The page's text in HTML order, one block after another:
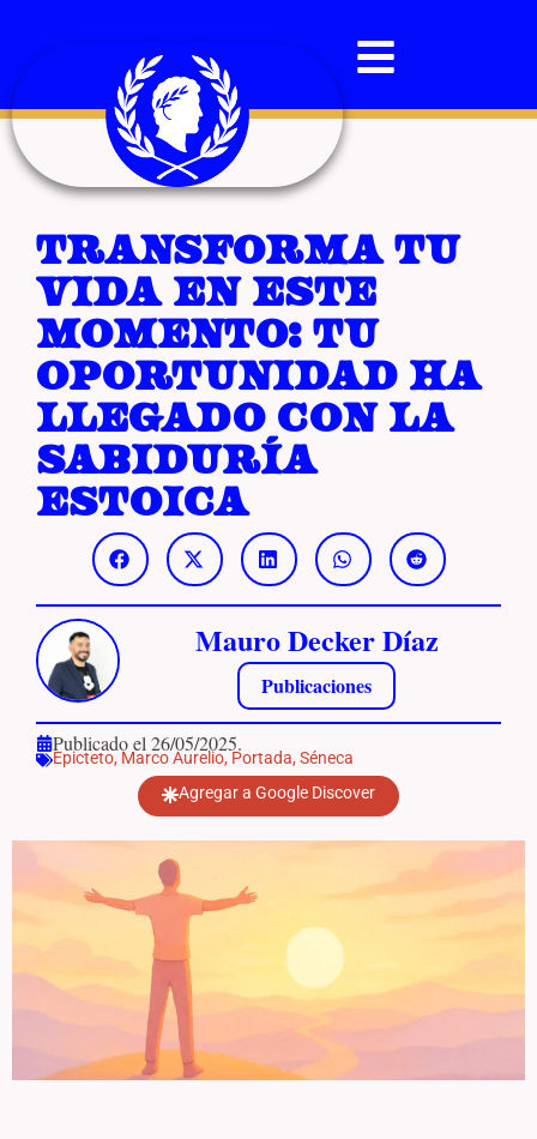
Transforma tu
vida en este
momento: tu
oportunidad ha
llegado con la
sabiduría
estoica
Mauro Decker Díaz
Publicaciones
Publicado el 26/05/2025.
Epicteto, Marco Aurelio, Portada, Séneca
Agregar a Google Discover